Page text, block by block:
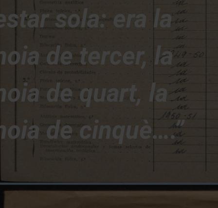
sola: era la
de tercer, la
de quart, la
de cinquè….”